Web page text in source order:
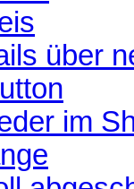
über
im